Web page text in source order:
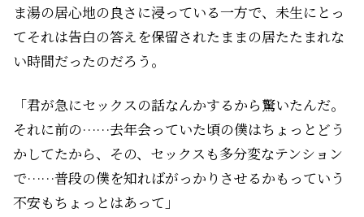
ま湯の居心地の良さに浸っている一方で、未生にとっ
てそれは告白の答えを保留されたままの居たたまれな
い時間だったのだろう。
「君が急にセックスの話なんかするから驚いたんだ。
それに前の……去年会っていた頃の僕はちょっとどう
かしてたから、その、セックスも多分変なテンション
で……普段の僕を知ればがっかりさせるかもっていう
不安もちょっとはあって」